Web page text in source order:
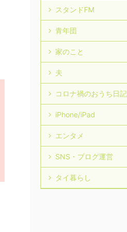
スタンドFM
青年団
家のこと
夫
コロナ禍のおうち日記
iPhone/iPad
エンタメ
SNS・ブログ運営
タイ暮らし